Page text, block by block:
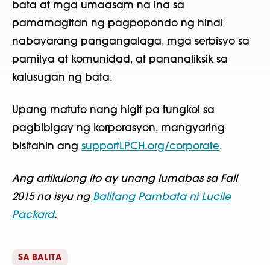
bata at mga umaasam na ina sa
pamamagitan ng pagpopondo ng hindi
nabayarang pangangalaga, mga serbisyo sa
pamilya at komunidad, at pananaliksik sa
kalusugan ng bata.
Upang matuto nang higit pa tungkol sa
pagbibigay ng korporasyon, mangyaring
bisitahin ang supportLPCH.org/corporate.
Ang artikulong ito ay unang lumabas sa Fall
2015 na isyu ng Balitang Pambata ni Lucile
Packard.
SA BALITA